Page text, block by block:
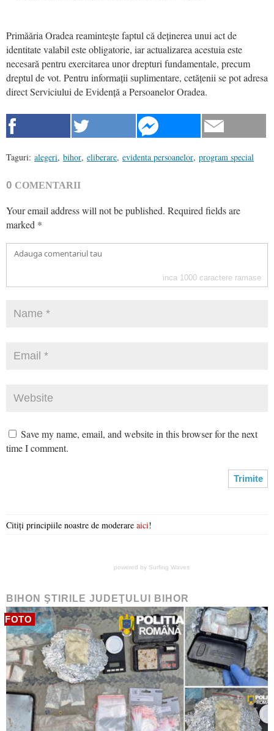
Primăăria Oradea reamintește faptul că deținerea unui act de
identitate valabil este obligatorie, iar actualizarea acestuia este
necesară pentru exercitarea unor drepturi fundamentale, precum
dreptul de vot. Pentru informații suplimentare, cetățenii se pot adresa
direct Serviciului de Evidență a Persoanelor Oradea.
Taguri: alegeri, bihor, eliberare, evidenta persoanelor, program special
0 COMENTARII
Your email address will not be published. Required fields are
marked *
inca 1000 caractere ramase
Save my name, email, and website in this browser for the next
time I comment.
Citiți principiile noastre de moderare aici!
powered by Surfing Waves
BIHON ŞTIRILE JUDEŢULUI BIHOR
FOTO